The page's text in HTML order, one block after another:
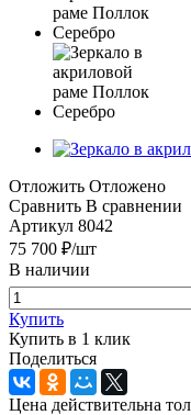
Отложить Отложено
Сравнить В сравнении
Артикул 8042
75 700 ₽/шт
В наличии
Купить
Купить в 1 клик
Поделиться
Цена действительна